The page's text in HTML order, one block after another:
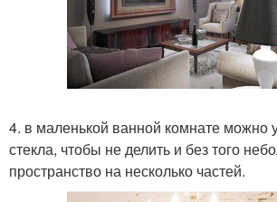
4. в маленькой ванной комнате можно
стекла, чтобы не делить и без того
пространство на несколько частей.